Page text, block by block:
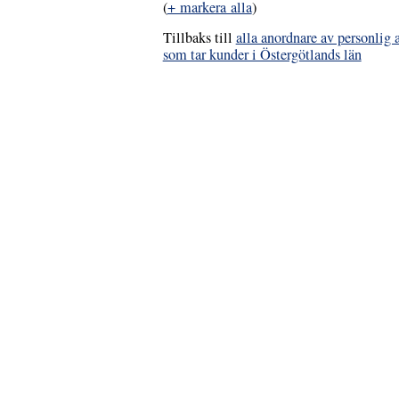
(+ markera alla)
Tillbaks till alla anordnare av personlig
som tar kunder i Östergötlands län